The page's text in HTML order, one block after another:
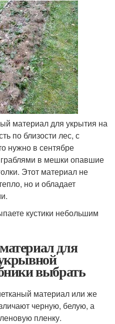
материал для укрытия на
по близости лес, с
нужно в сентябре
граблями в мешки опавшие
Этот материал не
но и обладает
кустики небольшим
для
выбрать
материал или же
черную, белую, а
пленку.